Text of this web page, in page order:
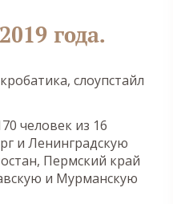
года.
слоупстайл
человек из 16
и Ленинградскую
Пермский край
и Мурманскую